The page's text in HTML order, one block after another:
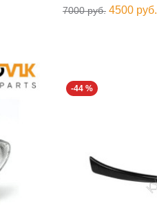
7000 руб. 4500 руб.
-44 %